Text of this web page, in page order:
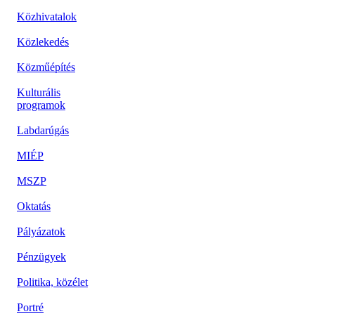
Közhivatalok
Közlekedés
Közműépítés
Kulturális
programok
Labdarúgás
MIÉP
MSZP
Oktatás
Pályázatok
Pénzügyek
Politika, közélet
Portré